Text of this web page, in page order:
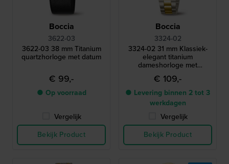
Boccia
3622-03
3622-03 38 mm Titanium
quartzhorloge met datum
€ 99,-
● Op voorraad
Vergelijk
Bekijk Product
Boccia
3324-02
3324-02 31 mm Klassiek-
elegant titanium
dameshorloge met
saffierglas
€ 109,-
● Levering binnen 2 tot 3
werkdagen
Vergelijk
Bekijk Product